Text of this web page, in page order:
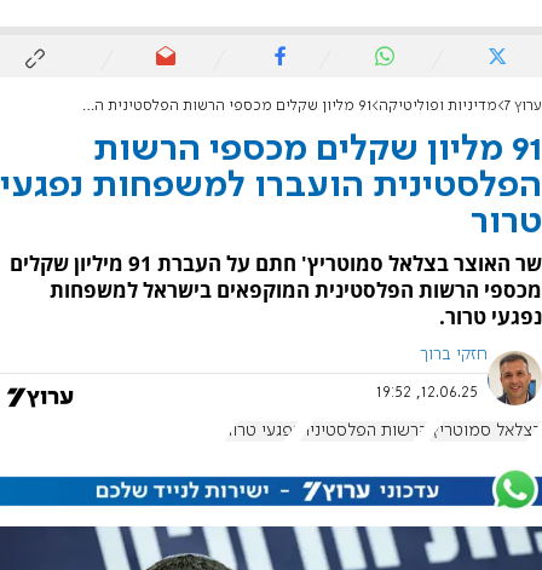
ערוץ 7 מדיניות ופוליטיקה 91 מליון שקלים מכספי הרשות הפלסטינית הועברו למשפחות נפגעי טרור
91 מליון שקלים מכספי הרשות
הפלסטינית הועברו למשפחות נפגעי
טרור
שר האוצר בצלאל סמוטריץ' חתם על העברת 91 מיליון שקלים
מכספי הרשות הפלסטינית המוקפאים בישראל למשפחות
נפגעי טרור.
חזקי ברוך
12.06.25, 19:52
בצלאל סמוטריץ' הרשות הפלסטינית נפגעי טרור